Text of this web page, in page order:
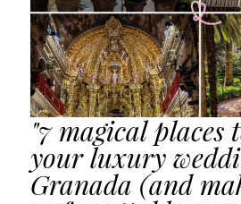
"7 magical places
your luxury
Granada (and